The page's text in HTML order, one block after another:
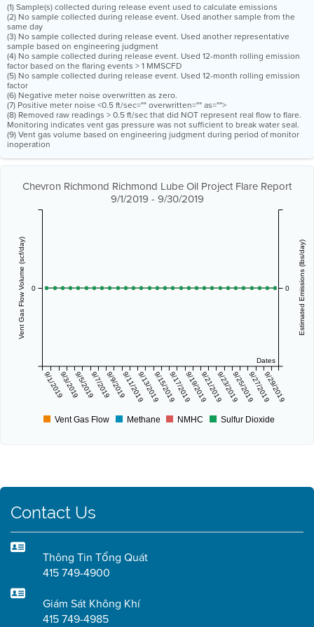
(1) Sample(s) collected during release event used to calculate emissions
(2) No sample collected during release event. Used another sample from the
same day
(3) No sample collected during release event. Used another representative
sample based on engineering judgment
(4) No sample collected during release event. Used 12-month rolling emission
factor based on the flaring events > 1 MMSCFD
(5) No sample collected during release event. Used 12-month rolling emission
factor
(6) Negative meter noise overwritten as zero.
(7) Positive meter noise <0.5 ft/sec="" overwritten="" as="">
(8) Removed raw readings > 0.5 ft/sec that did NOT represent real flow to flare.
Monitoring indicates vent gas pressure was not sufficient to break water seal.
(9) Vent gas volume based on engineering judgment during period of monitor
inoperation
Chevron Richmond Richmond Lube Oil Project Flare Report
9/1/2019 - 9/30/2019
Dates
9/1/20199/3/20199/5/20199/7/20199/9/20199/11/20199/13/20199/15/20199/17/20199/19/20199/21/20199/23/20199/25/20199/27/20199/29/2019
Vent Gas Flow Volume (scf/day) 0 Estimated Emissions (lbs/day)
0
Vent Gas Flow Methane NMHC Sulfur Dioxide
Contact Us
Thông Tin Tổng Quát
415 749-4900
Giám Sát Không Khí
415 749-4985